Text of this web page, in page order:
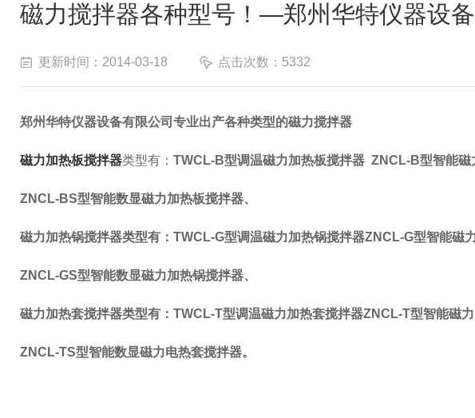
磁力搅拌器各种型号！—郑州华特仪器设
更新时间：2014-03-18 点击次数：5332
郑州华特仪器设备有限公司专业出产各种类型的磁力搅拌器
磁力加热板搅拌器类型有： TWCL-B型调温磁力加热板搅拌器 ZNCL-B型智能磁
ZNCL-BS型智能数显磁力加热板搅拌器、
磁力加热锅搅拌器类型有：TWCL-G型调温磁力加热锅搅拌器ZNCL-G型智能磁
ZNCL-GS型智能数显磁力加热锅搅拌器、
磁力加热套搅拌器类型有：TWCL-T型调温磁力加热套搅拌器ZNCL-T型智能磁力
ZNCL-TS型智能数显磁力电热套搅拌器。